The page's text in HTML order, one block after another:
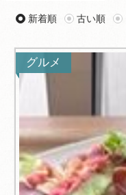
ツアー
観光
新着順 古い順
グルメ